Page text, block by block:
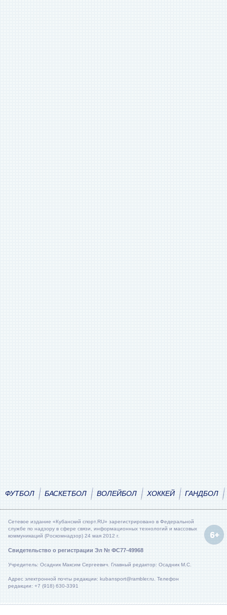
ФУТБОЛ БАСКЕТБОЛ ВОЛЕЙБОЛ ХОККЕЙ ГАНДБОЛ
Сетевое издание «Кубанский спорт.RU» зарегистрировано в Федеральной
службе по надзору в сфере связи, информационных технологий и массовых
коммуникаций (Роскомнадзор) 24 мая 2012 г.
Свидетельство о регистрации Эл № ФС77-49968
Учредитель: Осадник Максим Сергеевич. Главный редактор: Осадник М.С.
Адрес электронной почты редакции: kubansport@rambler.ru. Телефон
редакции: +7 (918) 630-3391